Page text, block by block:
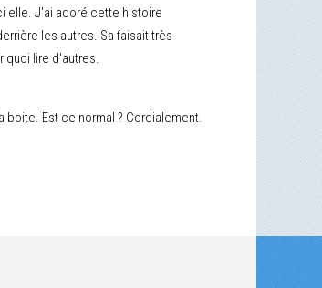
elle. J'ai adoré cette histoire
les autres. Sa faisait très
quoi lire d'autres.
boite. Est ce normal ? Cordialement.